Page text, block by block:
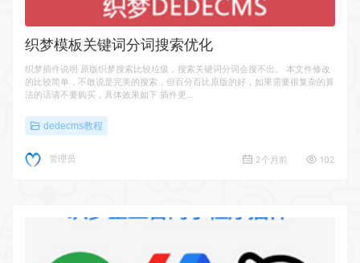
织梦模板关键词分词搜索优化
织梦插件说明 原版织梦搜索比较垃圾，搜索关键词分词会搜不出。 本文件修改
的比较简单，不敢说是完美的搜索，但百分百比原版的好，如果需要很复杂的算
法的话请不要购买，具体效果如下 插件更…
dedecms教程
管理员 2个月前 102